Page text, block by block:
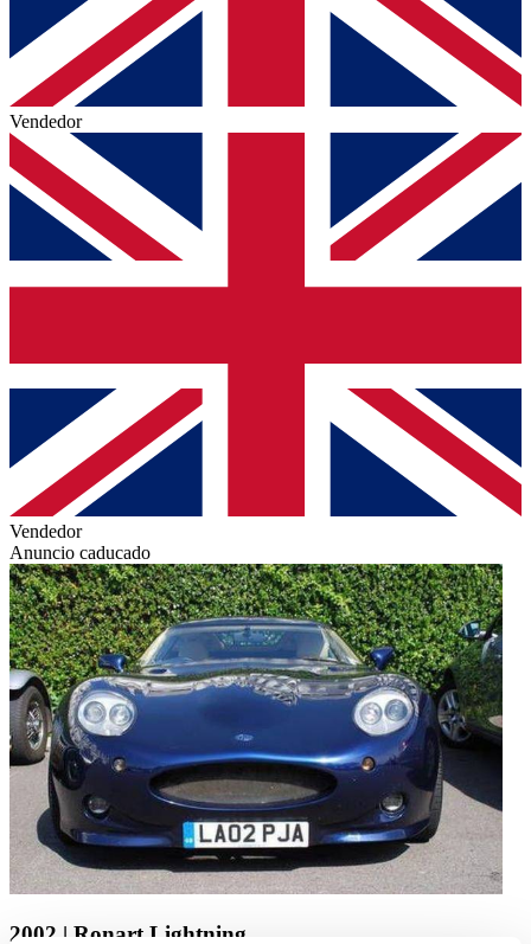
Vendedor
Vendedor
Anuncio caducado
2002 | Ronart Lightning